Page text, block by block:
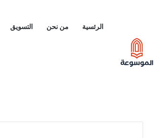
الرئسية من نحن التسويق